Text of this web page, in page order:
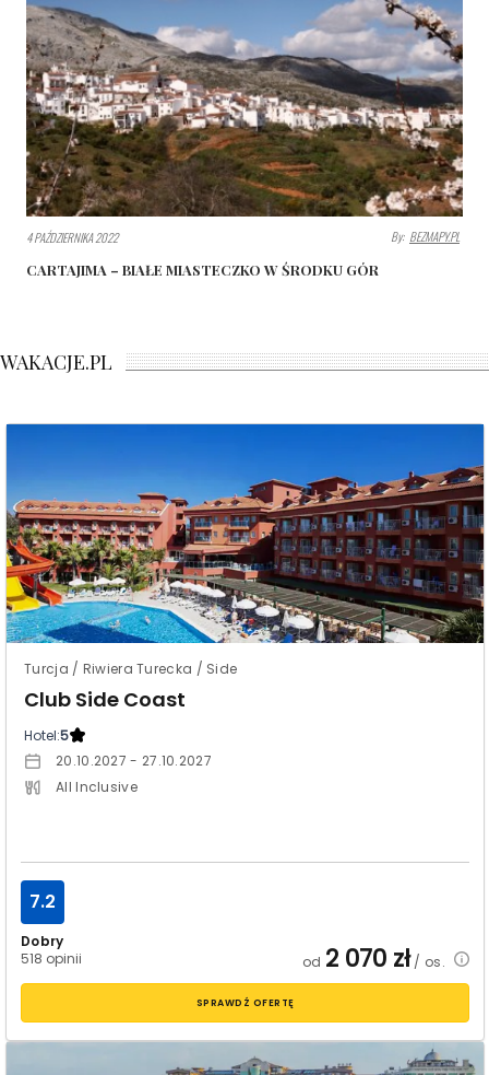
4 PAŹDZIERNIKA 2022 By: BEZMAPY.PL
CARTAJIMA – BIAŁE MIASTECZKO W ŚRODKU GÓR
WAKACJE.PL
Turcja / Riwiera Turecka / Side
Club Side Coast
Hotel:5
20.10.2027 - 27.10.2027
All Inclusive
Dobry
518 opinii
7.2
od 2 070 zł/ os.
SPRAWDŹ OFERTĘ